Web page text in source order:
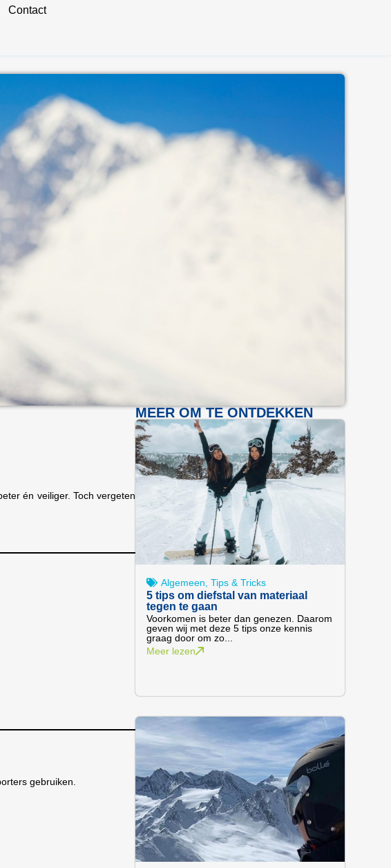
Contact
én veiliger. Toch vergeten
gebruiken.
MEER OM TE ONTDEKKEN
Algemeen ,Tips & Tricks
5 tips om diefstal van materiaal
tegen te gaan
Voorkomen is beter dan genezen. Daarom
geven wij met deze 5 tips onze kennis
graag door om zo...
Meer lezen